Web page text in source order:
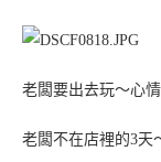
老闆要出去玩～心
老闆不在店裡的3天